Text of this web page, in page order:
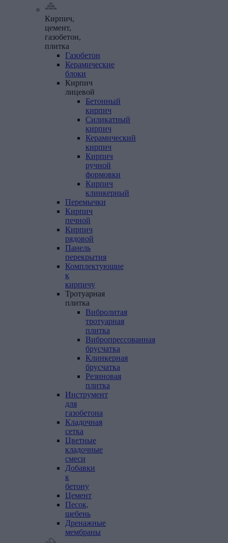
Кирпич,
цемент,
газобетон,
плитка
Газобетон
Керамические
блоки
Кирпич
лицевой
Бетонный
кирпич
Силикатный
кирпич
Керамический
кирпич
Кирпич
ручной
формовки
Кирпич
клинкерный
Перемычки
Кирпич
печной
Кирпич
рядовой
Панель
перекрытия
Комплектующие
к
кирпичу
Тротуарная
плитка
Вибролитая
тротуарная
плитка
Вибропрессованная
брусчатка
Клинкерная
брусчатка
Резиновая
плитка
Инструмент
для
газобетона
Кладочная
сетка
Цветные
кладочные
смеси
Добавки
к
бетону
Цемент
Песок,
щебень
Дренажные
мембраны